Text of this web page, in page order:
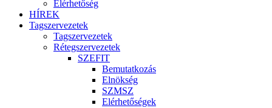
Elérhetőség
HÍREK
Tagszervezetek
Tagszervezetek
Rétegszervezetek
SZEFIT
Bemutatkozás
Elnökség
SZMSZ
Elérhetőségek